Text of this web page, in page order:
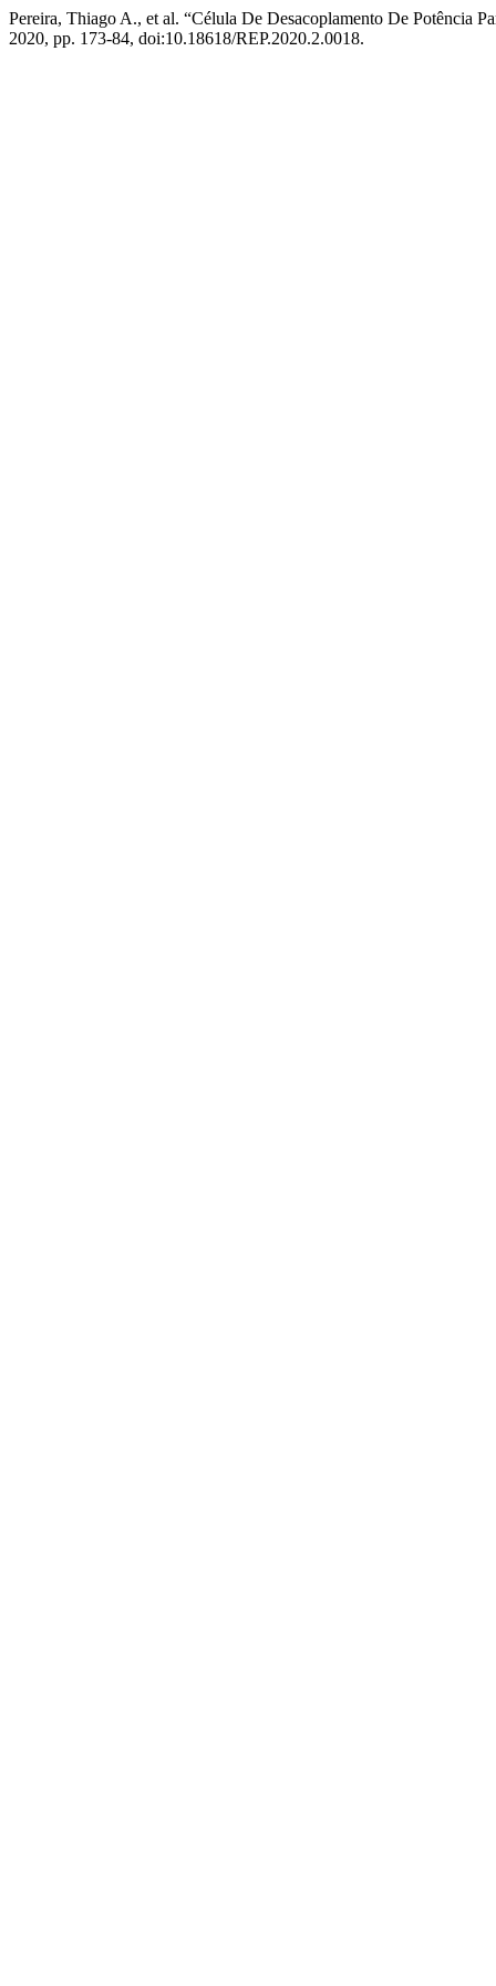
Pereira, Thiago A., et al. “Célula De Desacoplamento De Potência
2020, pp. 173-84, doi:10.18618/REP.2020.2.0018.